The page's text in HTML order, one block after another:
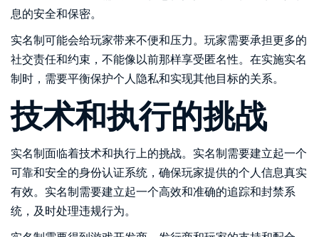
息的安全和保密。
实名制可能会给玩家带来不便和压力。玩家需要承担更多的
社交责任和约束，不能像以前那样享受匿名性。在实施实名
制时，需要平衡保护个人隐私和实现其他目标的关系。
技术和执行的挑战
实名制面临着技术和执行上的挑战。实名制需要建立起一个
可靠和安全的身份认证系统，确保玩家提供的个人信息真实
有效。实名制需要建立起一个高效和准确的追踪和封禁系
统，及时处理违规行为。